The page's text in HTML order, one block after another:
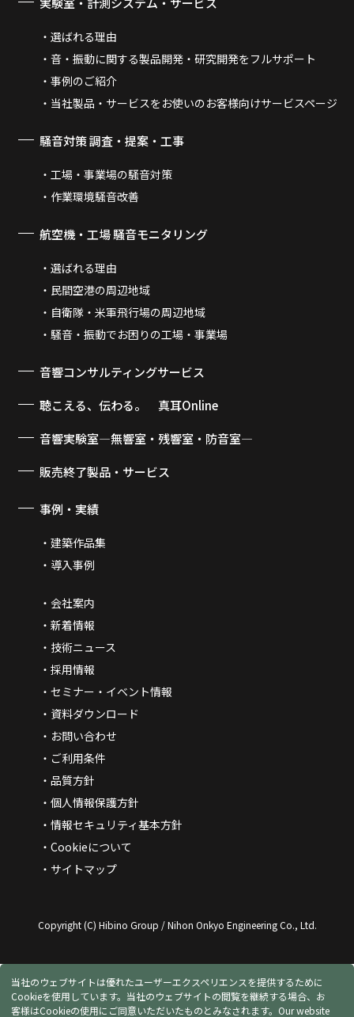
当社のウェブサイトは優れたユーザーエクスペリエンスを提供するために
Cookieを使用しています。当社のウェブサイトの閲覧を継続する場合、お
客様はCookieの使用にご同意いただいたものとみなされます。 Our website
選ばれる理由
音・振動に関する製品開発・研究開発をフルサポート
事例のご紹介
当社製品・サービスをお使いのお客様向けサービスページ
騒音対策 調査・提案・工事
工場・事業場の騒音対策
作業環境騒音改善
航空機・工場 騒音モニタリング
選ばれる理由
民間空港の周辺地域
自衛隊・米軍飛行場の周辺地域
騒音・振動でお困りの工場・事業場
音響コンサルティングサービス
聴こえる、伝わる。 真耳Online
音響実験室―無響室・残響室・防音室―
販売終了製品・サービス
事例・実績
建築作品集
導入事例
会社案内
新着情報
技術ニュース
採用情報
セミナー・イベント情報
資料ダウンロード
お問い合わせ
ご利用条件
品質方針
個人情報保護方針
情報セキュリティ基本方針
Cookieについて
サイトマップ
Copyright (C) Hibino Group / Nihon Onkyo Engineering Co., Ltd.